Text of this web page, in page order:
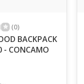
(0)
BACKPACK
- CONCAMO